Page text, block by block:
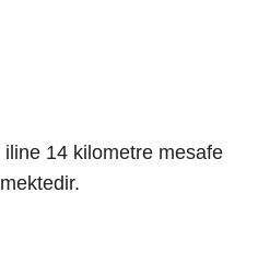
iline 14 kilometre mesafe